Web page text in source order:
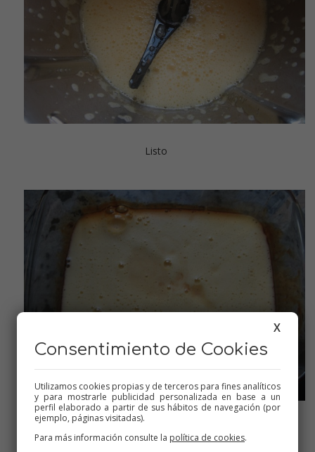
Listo
X
Consentimiento de Cookies
Utilizamos cookies propias y de terceros para fines analíticos
y para mostrarle publicidad personalizada en base a un
perfil elaborado a partir de sus hábitos de navegación (por
ejemplo, páginas visitadas).
Para más información consulte la política de cookies.